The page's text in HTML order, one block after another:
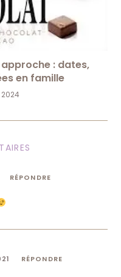
: dates,
en famille
RÉPONDRE
RÉPONDRE